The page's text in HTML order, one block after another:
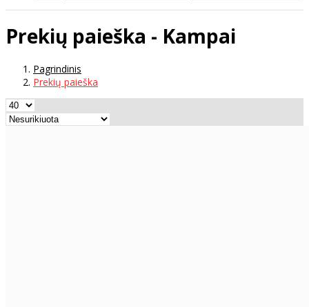
Prekių paieška - Kampai
Pagrindinis
Prekių paieška